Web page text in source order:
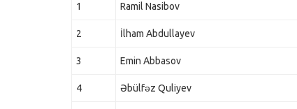
1 Ramil Nasibov
2 İlham Abdullayev
3 Emin Abbasov
4 Əbülfəz Quliyev